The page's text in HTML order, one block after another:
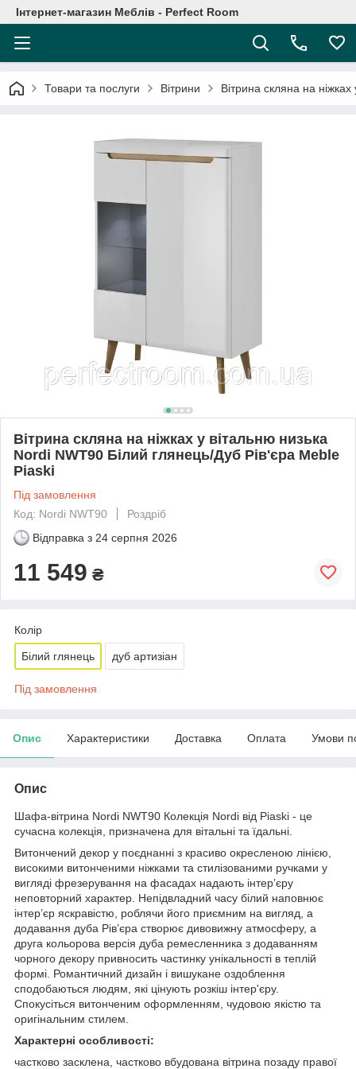
Інтернет-магазин Меблів - Perfect Room
Товари та послуги Вітрини Вітрина скляна на
Вітрина скляна на ніжках у вітальню низька
Nordi NWT90 Білий глянець/Дуб Рів'єра Meble
Piaski
Під замовлення
Код: Nordi NWT90
Роздріб
Відправка з 24 серпня 2026
11 549 ₴
Колір
Білий глянець дуб артизіан
Під замовлення
Опис Характеристики Доставка Оплата Умови
Опис
Шафа-вітрина Nordi NWT90 Колекція Nordi від Piaski - це
сучасна колекція, призначена для вітальні та їдальні.
Витончений декор у поєднанні з красиво окресленою лінією,
високими витонченими ніжками та стилізованими ручками у
вигляді фрезерування на фасадах надають інтер’єру
неповторний характер. Непідвладний часу білий наповнює
інтер’єр яскравістю, роблячи його приємним на вигляд, а
додавання дуба Рів’єра створює дивовижну атмосферу, а
друга кольорова версія дуба ремесленника з додаванням
чорного декору привносить частинку унікальності в теплій
формі. Романтичний дизайн і вишукане оздоблення
сподобаються людям, які цінують розкіш інтер'єру.
Спокусіться витонченим оформленням, чудовою якістю та
оригінальним стилем.
Характерні особливості:
частково засклена, частково вбудована вітрина позаду правої